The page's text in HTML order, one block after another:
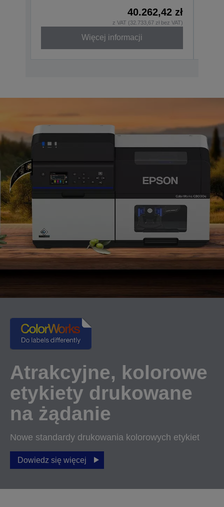
40.262,42 zł
z VAT (32.733,67 zł bez VAT)
Więcej informacji
Atrakcyjne, kolorowe
etykiety drukowane
na żądanie
Nowe standardy drukowania kolorowych etykiet
Dowiedz się więcej